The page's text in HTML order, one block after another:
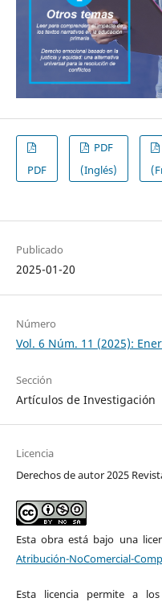
PDF
PDF
(Inglés)
Publicado
2025-01-20
Número
Vol. 6 Núm. 11 (2025):
Sección
Artículos de Investigación
Licencia
Derechos de autor 2025
Esta obra está bajo una
Atribución-NoComercial-
Esta licencia permite a